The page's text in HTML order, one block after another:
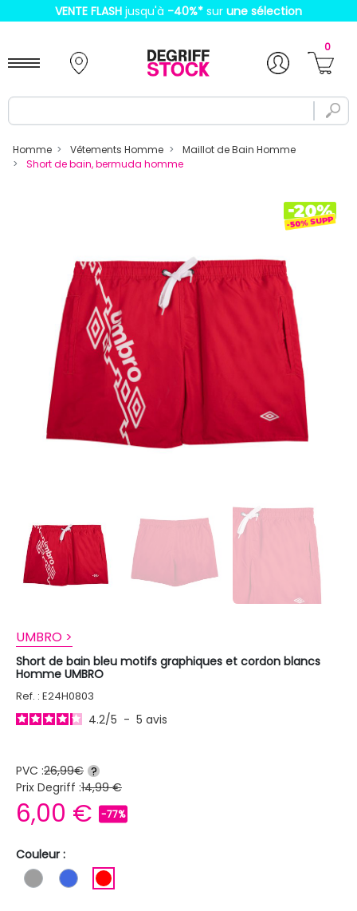
VENTE FLASH jusqu'à -40%* sur une sélection
0
Homme Vêtements Homme
Maillot de Bain Homme
Short de bain, bermuda homme
UMBRO >
Short de bain bleu motifs graphiques et cordon blancs
Homme UMBRO
Ref. : E24H0803
4.2/5 - 5 avis
PVC :26,99€ ?
Prix Degriff :14,99 €
6,00 € -77%
Couleur :
GRIS BLEU ROI